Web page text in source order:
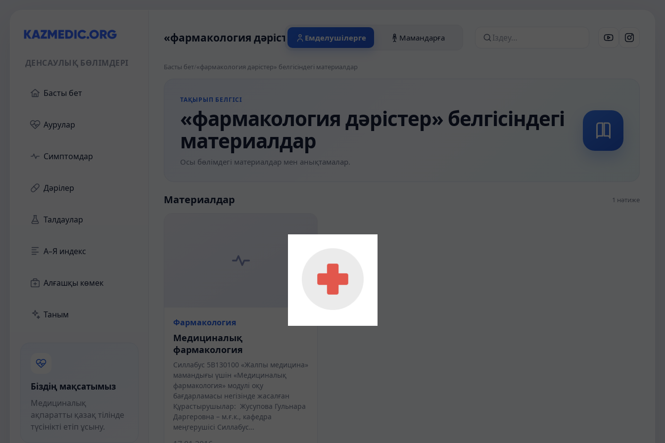
ДЕНСАУЛЫҚ БӨЛІМДЕРІ
Басты бет
Аурулар
Симптомдар
Дәрілер
Талдаулар
А–Я индекс
Алғашқы көмек
Таным
Біздің мақсатымыз
Медициналық
ақпаратты қазақ тілінде
түсінікті етіп ұсыну.
«фармакология дәрістер» белгісіндегі материалдар
Емделушілерге Мамандарға Сайттан іздеу
Басты бет/«фармакология дәрістер» белгісіндегі материалдар
ТАҚЫРЫП БЕЛГІСІ
«фармакология дәрістер» белгісіндегі
материалдар
Осы бөлімдегі материалдар мен анықтамалар.
Материалдар 1 нәтиже
Фармакология
Медициналық
фармакология
Силлабус 5В130100 «Жалпы медицина»
мамандығы үшін «Медициналық
фармакология» модулі оқу
бағдарламасы негізінде жасалған
Құрастырушылар: Жусупова Гульнара
Даргеровна – м.ғ.к., кафедра
меңгерушісі Силлабус…